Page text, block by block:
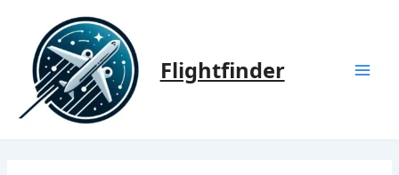
contenido
Flightfinder